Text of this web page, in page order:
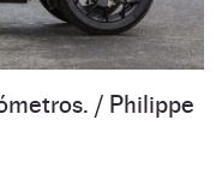
/ Philippe